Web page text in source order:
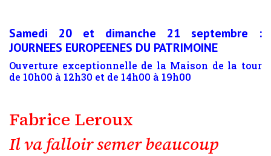
La Maison de la Tour présente des artistes reconnus ou en
Samedi 20 et dimanche 21 septembre :
JOURNEES EUROPEENES DU PATRIMOINE
Ouverture exceptionnelle de la Maison de la tour
de 10h00 à 12h30 et de 14h00 à 19h00
Fabrice Leroux
Il va falloir semer beaucoup